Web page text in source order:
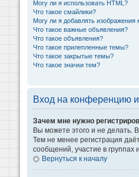
Могу ли я использовать HTML?
Что такое смайлики?
Могу ли я добавлять
Что такое важные объявления?
Что такое объявления?
Что такое прилепленные темы?
Что такое закрытые темы?
Что такое значки тем?
Вход на конференцию и
Зачем мне нужно
Вы можете этого и не делать.
Тем не менее регистрация
сообщений, участие в группах
Вернуться к началу